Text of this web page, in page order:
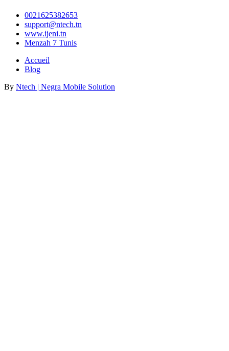
0021625382653
support@ntech.tn
www.ijeni.tn
Menzah 7 Tunis
Accueil
Blog
By Ntech | Negra Mobile Solution